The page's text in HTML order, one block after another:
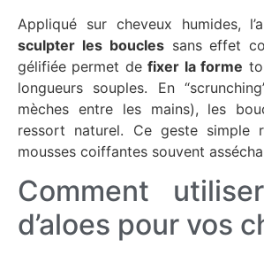
Appliqué sur cheveux humides,
sculpter les bouclessans effet
gélifiée permet defixer la forme
longueurs souples. En
mèches entre les mains), les
ressort naturel. Ce geste simple
mousses coiffantes souvent
Comment
d’aloes pour vos